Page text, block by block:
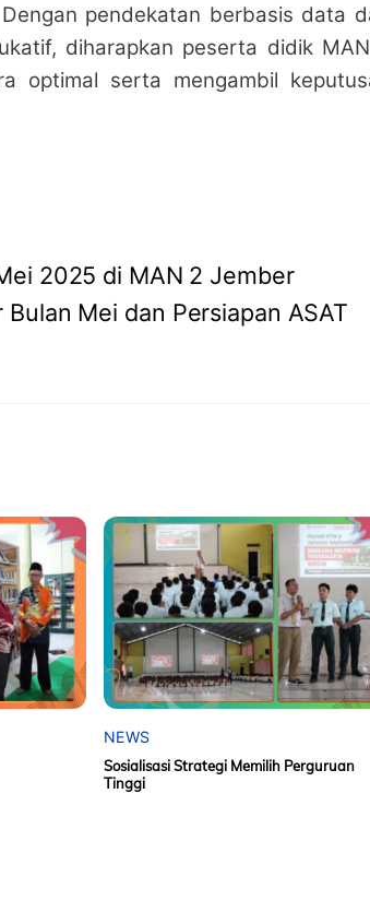
pendekatan berbasis data
diharapkan peserta didik
optimal serta mengambil
2025 di MAN 2 Jember
Mei dan Persiapan ASAT
NEWS
Sosialisasi Strategi Memilih Perguruan
Tinggi